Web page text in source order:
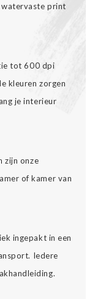
watervaste print
tot 600 dpi
kleuren zorgen
je interieur
zijn onze
of kamer van
ingepakt in een
Iedere